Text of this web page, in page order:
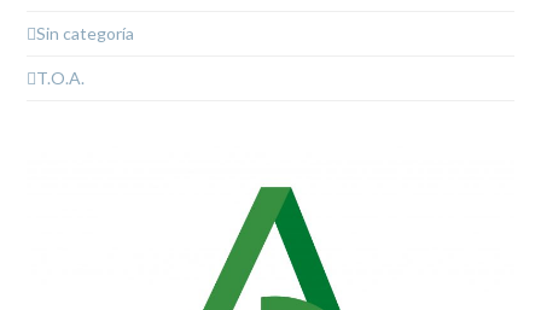
Sin categoría
T.O.A.